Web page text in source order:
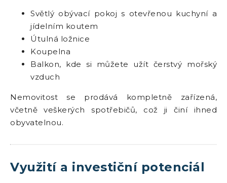
Světlý obývací pokoj s otevřenou kuchyní a
jídelním koutem
Útulná ložnice
Koupelna
Balkon, kde si můžete užít čerstvý mořský
vzduch
Nemovitost se prodává kompletně zařízená,
včetně veškerých spotřebičů, což ji činí ihned
obyvatelnou.
Využití a investiční potenciál